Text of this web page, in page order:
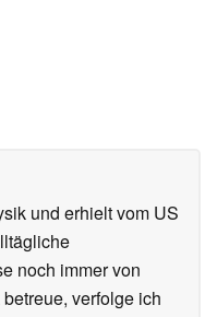
und erhielt vom US
noch immer von
verfolge ich